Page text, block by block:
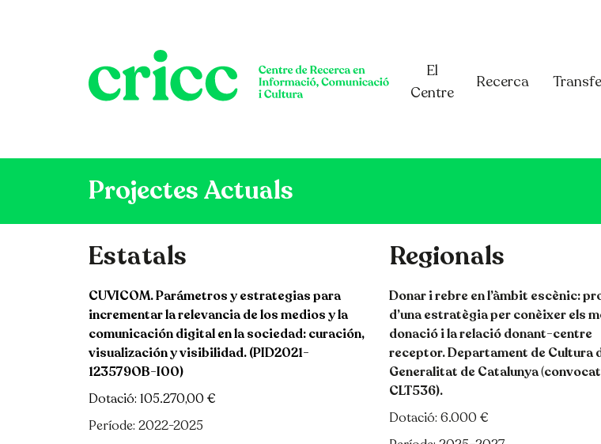
El
Centre
Recerca
Projectes Actuals
Estatals
CUVICOM. Parámetros y estrategias para
incrementar la relevancia de los medios y la
comunicación digital en la sociedad: curación,
visualización y visibilidad. (PID2021-
123579OB-I00)
Dotació: 105.270,00 €
Període: 2022-2025
Regionals
Donar i rebre en l’àmbit escènic:
d’una estratègia per conèixerels
donació i la relació donant-centre
receptor.Departament de Cultura
Generalitat de Catalunya(
CLT536).
Dotació: 6.000 €